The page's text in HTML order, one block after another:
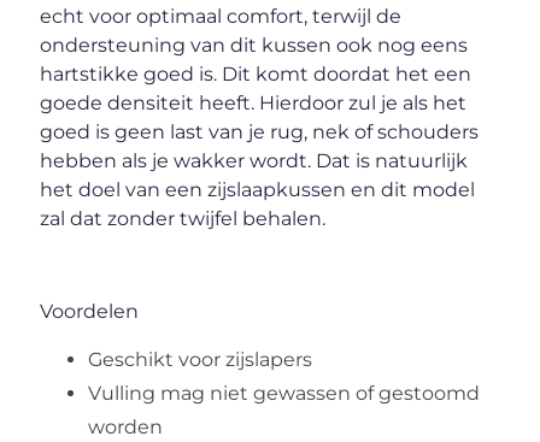
echt voor optimaal comfort, terwijl de
ondersteuning van dit kussen ook nog eens
hartstikke goed is. Dit komt doordat het een
goede densiteit heeft. Hierdoor zul je als het
goed is geen last van je rug, nek of schouders
hebben als je wakker wordt. Dat is natuurlijk
het doel van een zijslaapkussen en dit model
zal dat zonder twijfel behalen.
Voordelen
Geschikt voor zijslapers
Vulling mag niet gewassen of gestoomd
worden